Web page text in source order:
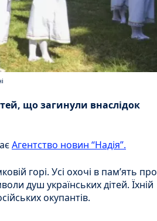
що загинули внаслідок
Агентство новин “Надія”.
горі. Усі охочі в памʼять про
душ українських дітей. Їхній
окупантів.